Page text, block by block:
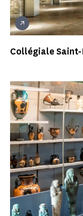
Collégiale